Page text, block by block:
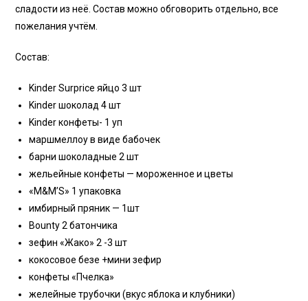
сладости из неё. Состав можно обговорить отдельно, все
пожелания учтём.
Состав:
Kinder Surprice яйцо 3 шт
Kinder шоколад 4 шт
Kinder конфеты- 1 уп
маршмеллоу в виде бабочек
барни шоколадные 2 шт
жельейные конфеты — мороженное и цветы
«M&M’S» 1 упаковка
имбирный пряник — 1шт
Bounty 2 батончика
зефин «Жако» 2 -3 шт
кокосовое безе +мини зефир
конфеты «Пчелка»
желейные трубочки (вкус яблока и клубники)